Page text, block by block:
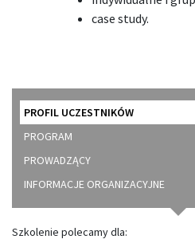
case study.
PROFIL UCZESTNIKÓW
PROGRAM
PROWADZĄCY
INFORMACJE ORGANIZACYJNE
Szkolenie polecamydla: